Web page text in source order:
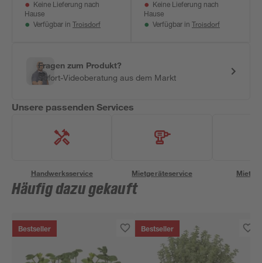
Keine Lieferung nach
Hause
Verfügbar in Troisdorf
Keine Lieferung nach
Hause
Verfügbar in Troisdorf
Fragen zum Produkt?
Sofort-Videoberatung aus dem Markt
Unsere passenden Services
Handwerksservice Mietgeräteservice
Häufig dazu gekauft
Bestseller Bestseller